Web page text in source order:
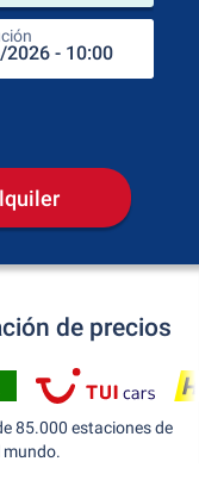
de precios
85.000 estaciones de